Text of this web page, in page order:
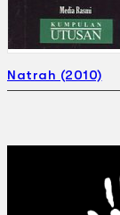
Natrah (2010)